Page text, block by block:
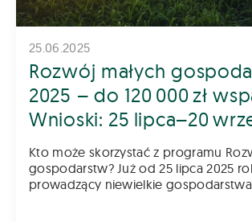
25.06.2025
Rozwój małych
2025 – do 120 000 zł
Wnioski: 25 lipca–20
Kto może skorzystać z programu
gospodarstw? Już od 25 lipca 2025 roku rolnicy
prowadzący niewielkie